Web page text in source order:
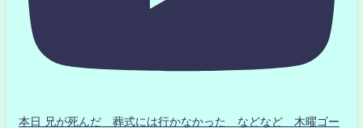
本日 兄が死んだ 葬式には行かなかった などなど 木曜ゴー